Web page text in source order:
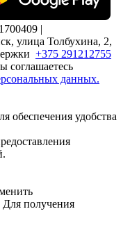
|
улица Толбухина, 2,
+375 291212755
соглашаетесь
данных.
обеспечения удобства
Для получения